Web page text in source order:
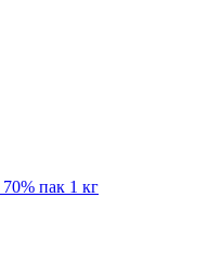
пак 1 кг